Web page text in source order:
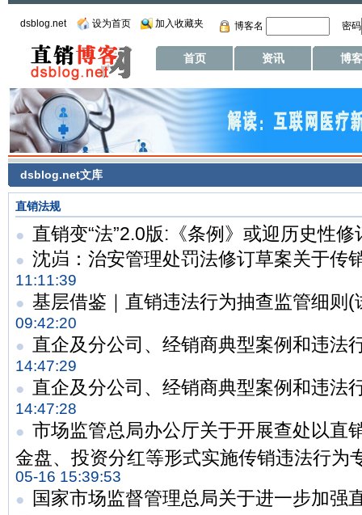
dsblog.net 设为首页 加入收藏夹 博客名 密码
首页 资讯 博客
dsblog.net文库
直销法规
● 直销变“法”2.0版:《条例》或迎历史性修
● 沈岿：治安管理处罚法修订草案关于传
11:11:39
● 基层借鉴｜直销违法行为抽查监管细则(
09:42:20
● 直企及分公司、经销商典型案例和违法
14:47:29
● 直企及分公司、经销商典型案例和违法
14:47:28
● 市场监管总局办公厅关于开展查处以直
金盘、投资分红等形式实施传销违法行为
05-16 15:39:53
●
国家市场监督管理总局关于进一步加强